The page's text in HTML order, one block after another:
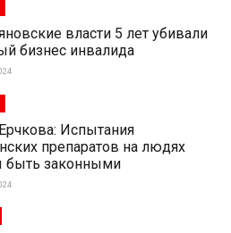
власти 5 лет убивали
бизнес инвалида
Испытания
препаратов на людях
законными